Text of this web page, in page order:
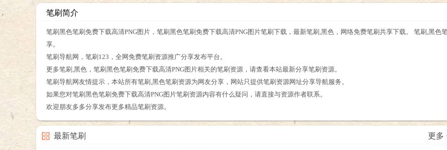
笔刷简介
笔刷黑色笔刷免费下载高清PNG图片，笔刷黑色笔刷免费下载高清PNG图片笔刷下载，最新笔刷,黑色，网络免费笔刷共享下载。 笔刷,黑色
享。
笔刷导航网，笔刷123，全网免费笔刷资源推广分享发布平台。
更多笔刷,黑色，笔刷黑色笔刷免费下载高清PNG图片相关的笔刷资源，请查看本站最新分享笔刷资源。
笔刷导航网友情提示，本站所有笔刷,黑色笔刷资源为网友分享，网站只提供笔刷资源网址分享导航服务。
如果您对笔刷黑色笔刷免费下载高清PNG图片笔刷资源内容有什么疑问，请直接与资源作者联系。
欢迎朋友多多分享发布更多精品笔刷资源。
最新笔刷 更多